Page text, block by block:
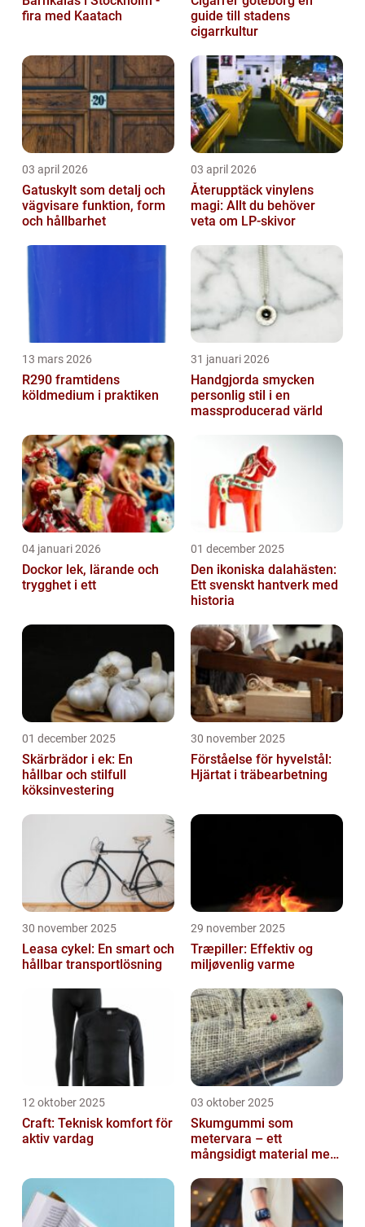
fira med Kaatach
guide till stadens
cigarrkultur
03 april 2026
Gatuskylt som detalj och
vägvisare funktion, form
och hållbarhet
03 april 2026
Återupptäck vinylens
magi: Allt du behöver
veta om LP-skivor
13 mars 2026
R290 framtidens
köldmedium i praktiken
31 januari 2026
Handgjorda smycken
personlig stil i en
massproducerad värld
04 januari 2026
Dockor lek, lärande och
trygghet i ett
01 december 2025
Den ikoniska dalahästen:
Ett svenskt hantverk med
historia
01 december 2025
Skärbrädor i ek: En
hållbar och stilfull
köksinvestering
30 november 2025
Förståelse för hyvelstål:
Hjärtat i träbearbetning
30 november 2025
Leasa cykel: En smart och
hållbar transportlösning
29 november 2025
Træpiller: Effektiv og
miljøvenlig varme
12 oktober 2025
Craft: Teknisk komfort för
aktiv vardag
03 oktober 2025
Skumgummi som
metervara – ett
mångsidigt material med
användningsområden